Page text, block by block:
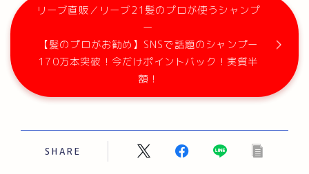
リーブ直販／リーブ21髪のプロが使うシャンプ
ー
【髪のプロがお勧め】SNSで話題のシャンプー
170万本突破！今だけポイントバック！実質半
額！
SHARE